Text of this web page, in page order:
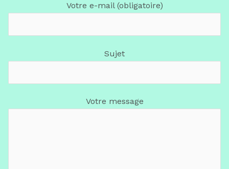
Votre e-mail (obligatoire)
Sujet
Votre message